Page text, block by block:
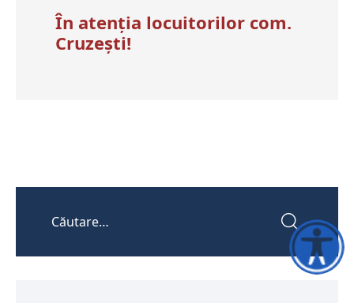
În atenția locuitorilor com.
Cruzești!